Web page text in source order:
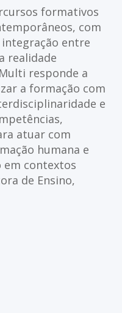
formativos
com
entre
realidade
responde a
a formação com
e
atuar com
humana e
em contextos
de Ensino,